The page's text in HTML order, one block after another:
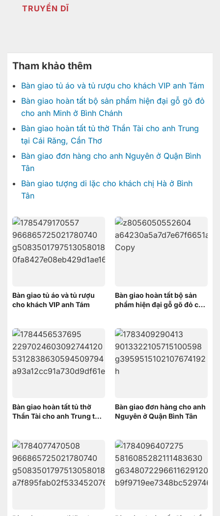
TRUYỀN DĨ
Tham khảo thêm
Bàn giao tủ áo và tủ rượu cho khách VIP anh Tám
Bàn giao hoàn tất bộ sản phẩm hiện đại gỗ gõ đỏ
cho anh Minh ở Bình Chánh
Bàn giao hoàn tất tủ thờ Thần Tài cho anh Trung
tại Cái Răng, Cần Thơ
Bàn giao đơn hàng cho anh Nguyên ở Quận Bình
Tân
Bàn giao tượng di lặc cho khách chị Hà ở Bình
Tân
Bàn giao tủ áo và tủ rượu
cho khách VIP anh Tám
Bàn giao hoàn tất bộ sản
phẩm hiện đại gỗ gõ đỏ cho
Bàn giao hoàn tất tủ thờ
Thần Tài cho anh Trung tại
Bàn giao đơn hàng cho anh
Nguyên ở Quận Bình Tân